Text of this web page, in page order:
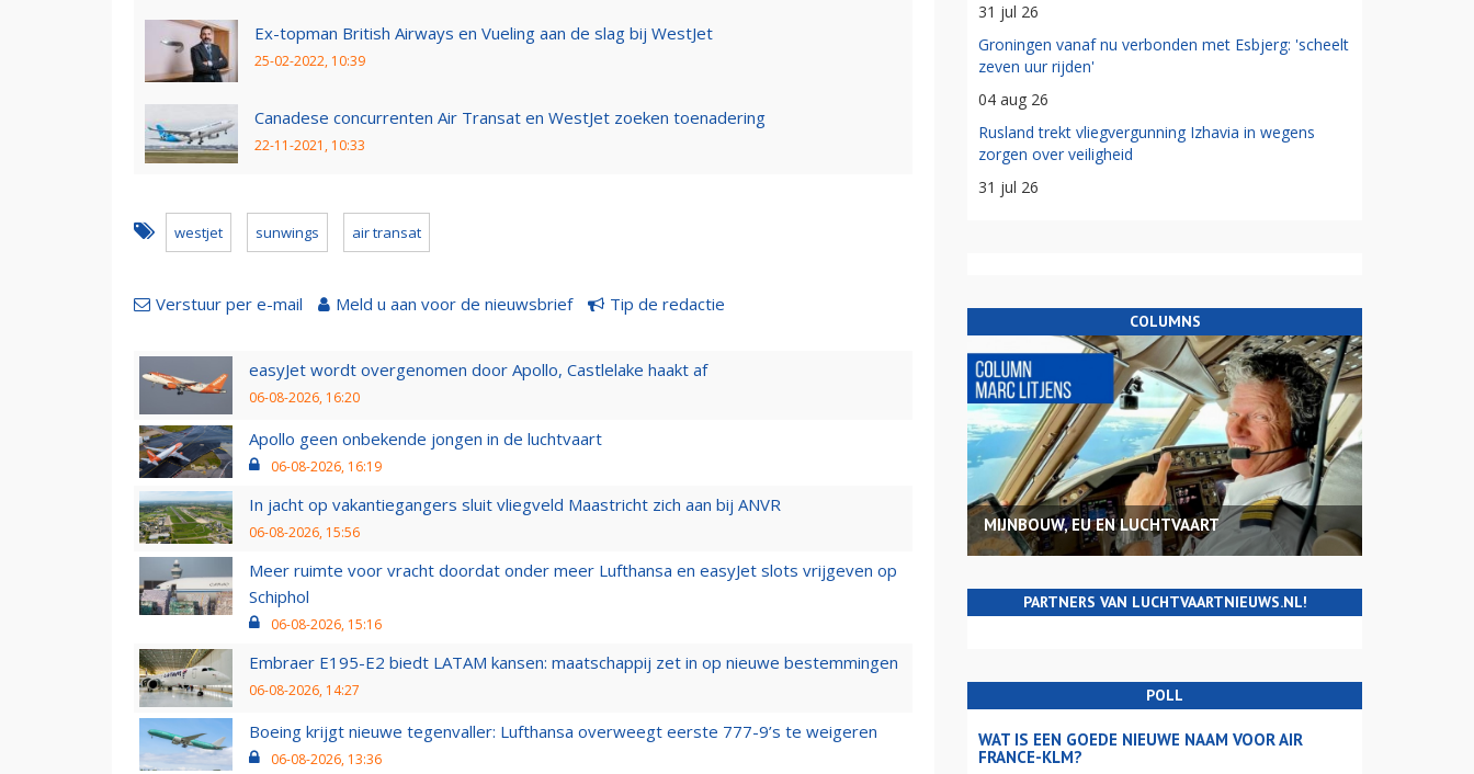
Ex-topman British Airways en Vueling aan de slag bij WestJet
25-02-2022, 10:39
Canadese concurrenten Air Transat en WestJet zoeken toenadering
22-11-2021, 10:33
westjet sunwings air transat
Verstuur per e-mail Meld u aan voor de nieuwsbrief Tip de redactie
easyJet wordt overgenomen door Apollo, Castlelake haakt af
06-08-2026, 16:20
Apollo geen onbekende jongen in de luchtvaart
06-08-2026, 16:19
In jacht op vakantiegangers sluit vliegveld Maastricht zich aan bij ANVR
06-08-2026, 15:56
Meer ruimte voor vracht doordat onder meer Lufthansa en easyJet slots vrijgeven op
Schiphol
06-08-2026, 15:16
Embraer E195-E2 biedt LATAM kansen: maatschappij zet in op nieuwe bestemmingen
06-08-2026, 14:27
Boeing krijgt nieuwe tegenvaller: Lufthansa overweegt eerste 777-9’s te weigeren
06-08-2026, 13:36
31 jul 26
Groningen vanaf nu verbonden met Esbjerg: 'scheelt
zeven uur rijden'
04 aug 26
Rusland trekt vliegvergunning Izhavia in wegens
zorgen over veiligheid
31 jul 26
COLUMNS
MIJNBOUW, EU EN LUCHTVAART
PARTNERS VAN LUCHTVAARTNIEUWS.NL!
POLL
WAT IS EEN GOEDE NIEUWE NAAM VOOR AIR
FRANCE-KLM?